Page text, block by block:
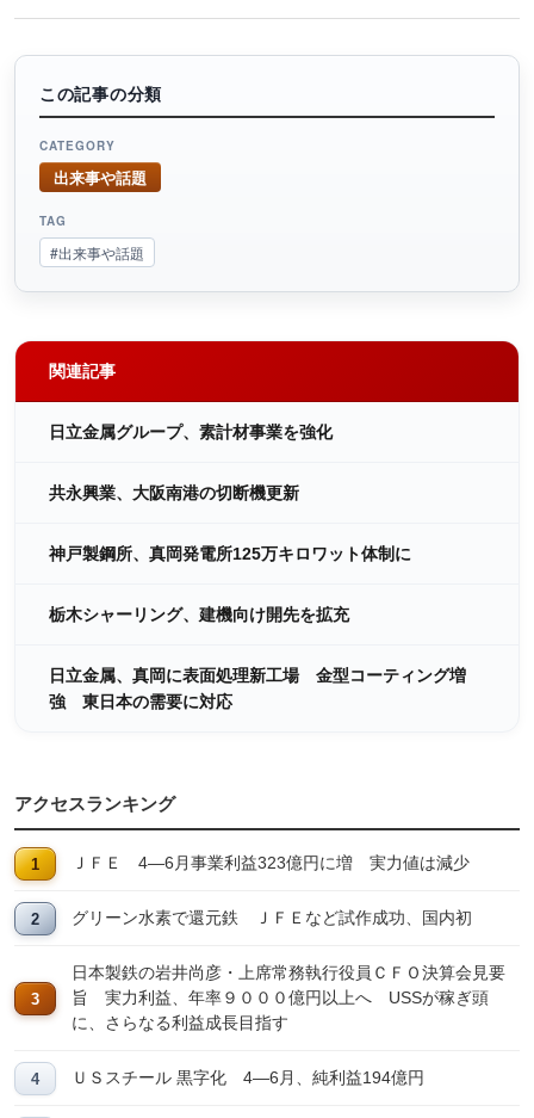
この記事の分類
CATEGORY
出来事や話題
TAG
#出来事や話題
関連記事
日立金属グループ、素計材事業を強化
共永興業、大阪南港の切断機更新
神戸製鋼所、真岡発電所125万キロワット体制に
栃木シャーリング、建機向け開先を拡充
日立金属、真岡に表面処理新工場 金型コーティング増
強 東日本の需要に対応
アクセスランキング
ＪＦＥ 4―6月事業利益323億円に増 実力値は減少
グリーン水素で還元鉄 ＪＦＥなど試作成功、国内初
日本製鉄の岩井尚彦・上席常務執行役員ＣＦＯ決算会見要
旨 実力利益、年率９０００億円以上へ USSが稼ぎ頭
に、さらなる利益成長目指す
ＵＳスチール 黒字化 4―6月、純利益194億円